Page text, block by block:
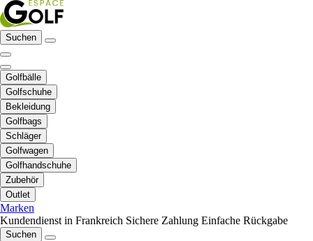
Suchen
Golfbälle
Golfschuhe
Bekleidung
Golfbags
Schläger
Golfwagen
Golfhandschuhe
Zubehör
Outlet
Marken
Kundendienst in Frankreich Sichere Zahlung Einfache Rückgabe
Suchen